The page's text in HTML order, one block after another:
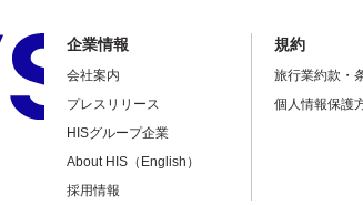
企業情報
会社案内
プレスリリース
HISグループ企業
About HIS（English）
採用情報
規約
旅行業約款・
個人情報保護